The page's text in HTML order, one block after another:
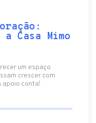
Casa Mimo
um espaço
crescer com
conta!